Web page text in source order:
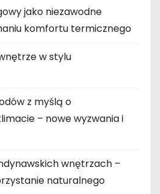
jako niezawodne
komfortu termicznego
w stylu
z myślą o
– nowe wyzwania i
wnętrzach –
naturalnego